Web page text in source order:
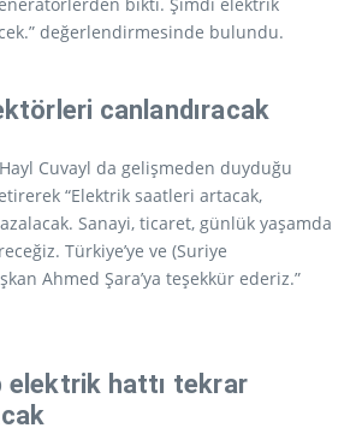
değerlendirmesinde bulundu.
canlandıracak
Cuvayl da gelişmeden duyduğu
“Elektrik saatleri artacak,
Sanayi, ticaret, günlük yaşamda
Türkiye’ye ve (Suriye
Ahmed Şara’ya teşekkür ederiz.”
elektrik hattı tekrar